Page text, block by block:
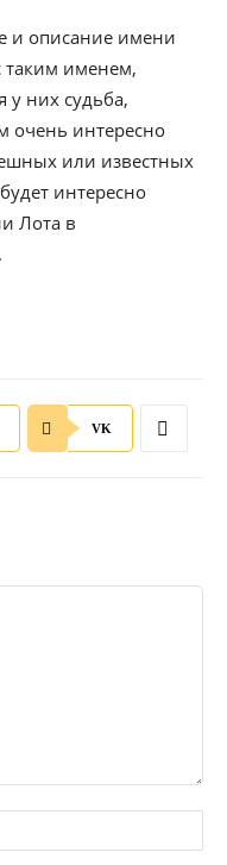
и описание имени
таким именем,
у них судьба,
очень интересно
или известных
интересно
Лота в
VK